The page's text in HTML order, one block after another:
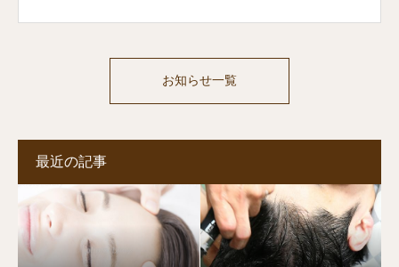
お知らせ一覧
最近の記事